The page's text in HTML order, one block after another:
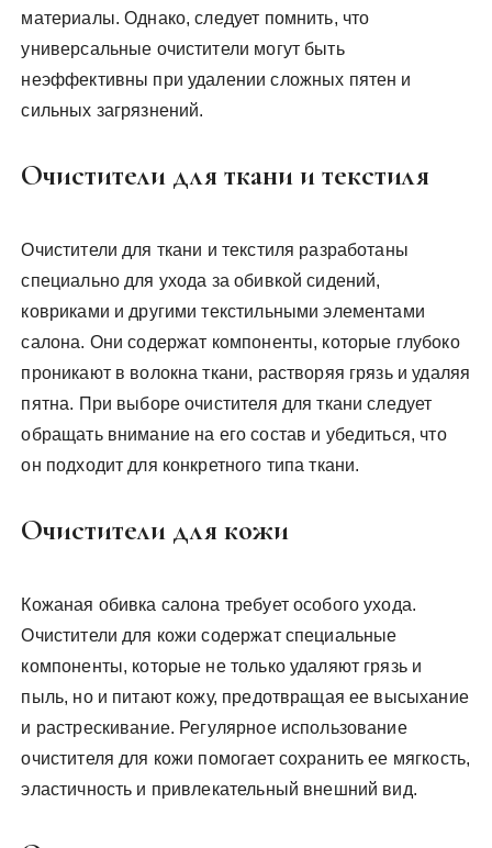
материалы. Однако, следует помнить, что
универсальные очистители могут быть
неэффективны при удалении сложных пятен и
сильных загрязнений.
Очистители для ткани и текстиля
Очистители для ткани и текстиля разработаны
специально для ухода за обивкой сидений,
ковриками и другими текстильными элементами
салона. Они содержат компоненты, которые глубоко
проникают в волокна ткани, растворяя грязь и удаляя
пятна. При выборе очистителя для ткани следует
обращать внимание на его состав и убедиться, что
он подходит для конкретного типа ткани.
Очистители для кожи
Кожаная обивка салона требует особого ухода.
Очистители для кожи содержат специальные
компоненты, которые не только удаляют грязь и
пыль, но и питают кожу, предотвращая ее высыхание
и растрескивание. Регулярное использование
очистителя для кожи помогает сохранить ее мягкость,
эластичность и привлекательный внешний вид.